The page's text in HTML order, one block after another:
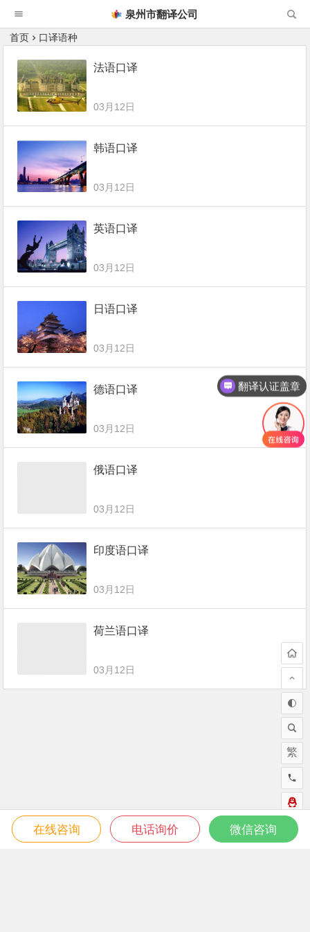
泉州市翻译公司
首页 口译语种
法语口译
03月12日
韩语口译
03月12日
英语口译
03月12日
日语口译
03月12日
德语口译
03月12日
俄语口译
03月12日
印度语口译
03月12日
荷兰语口译
03月12日
繁
翻译认证盖章
在线咨询 电话询价 微信咨询